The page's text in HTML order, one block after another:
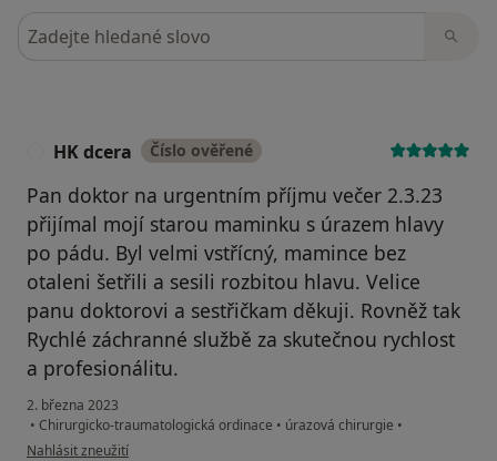
Hledejte v názorech
HK dcera Číslo ověřené
Pan doktor na urgentním příjmu večer 2.3.23
přijímal mojí starou maminku s úrazem hlavy
po pádu. Byl velmi vstřícný, mamince bez
otaleni šetřili a sesili rozbitou hlavu. Velice
panu doktorovi a sestřičkam děkuji. Rovněž tak
Rychlé záchranné službě za skutečnou rychlost
a profesionálitu.
2. března 2023
• Chirurgicko-traumatologická ordinace • úrazová chirurgie •
podle názoru uživatele HK dcera
Nahlásit zneužití